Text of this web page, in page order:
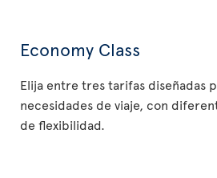
Economy Class
Elija entre tres tarifas diseñadas
necesidades de viaje, con
de flexibilidad.